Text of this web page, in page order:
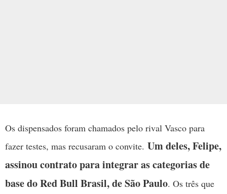
Os dispensados foram chamados pelo rival Vasco para
fazer testes, mas recusaram o convite. Um deles, Felipe,
assinou contrato para integrar as categorias de
base do Red Bull Brasil, de São Paulo. Os três que